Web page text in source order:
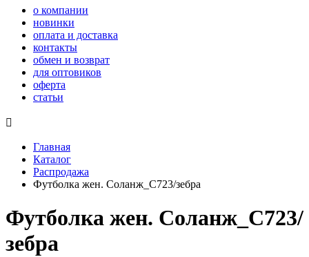
о компании
новинки
оплата и доставка
контакты
обмен и возврат
для оптовиков
оферта
статьи

Главная
Каталог
Распродажа
Футболка жен. Соланж_С723/зебра
Футболка жен. Соланж_С723/
зебра